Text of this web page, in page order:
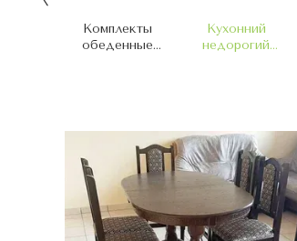
Комплекты
обеденные
Кухонний
недорогий